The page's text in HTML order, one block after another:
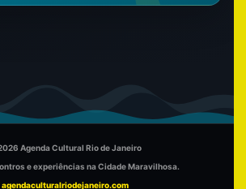
Agenda Cultural Rio de Janeiro
e experiências na Cidade Maravilhosa.
agendaculturalriodejaneiro.com